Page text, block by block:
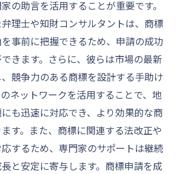
の助言を活用することが重要です。
理士や知財コンサルタントは、商標
事前に把握できるため、申請の成功
きます。さらに、彼らは市場の最新
競争力のある商標を設計する手助け
ネットワークを活用することで、地
も迅速に対応でき、より効果的な商
す。また、商標に関連する法改正や
するため、専門家のサポートは継続
と安定に寄与します。商標申請を成